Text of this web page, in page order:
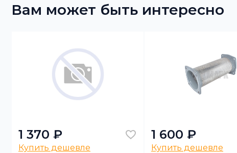
Вам может быть интересно
1 370 ₽
Купить дешевле
1 600 ₽
Купить дешевле